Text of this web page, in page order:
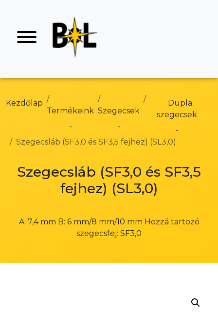
Kezdőlap
Termékeink Szegecsek
Dupla
szegecsek
Szegecsláb (SF3,0 és SF3,5 fejhez) (SL3,0)
Szegecsláb (SF3,0 és SF3,5
fejhez) (SL3,0)
A: 7,4 mm B: 6 mm/8 mm/10 mm Hozzá tartozó
szegecsfej: SF3,0